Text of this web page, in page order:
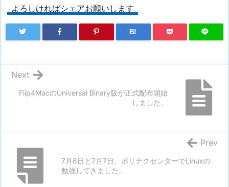
よろしければシェアお願いします
B!
Flip4MacのUniversal Binary版が正式配布開始
しました。
Next
7月6日と7月7日、ポリテクセンターでLinuxの
勉強してきました。
Prev